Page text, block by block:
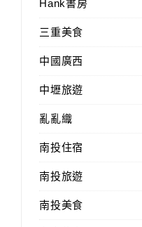
Hank書房
三重美食
中國廣西
中壢旅遊
亂亂織
南投住宿
南投旅遊
南投美食